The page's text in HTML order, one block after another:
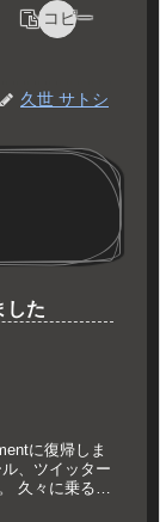
コピー
久世 サトシ
した
に復帰しま
、ツイッター
久々に乗るの